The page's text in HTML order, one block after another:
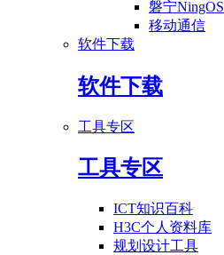
磐宁NingOS
移动通信
软件下载
软件下载
工具专区
工具专区
ICT知识百科
H3C个人资料库
规划设计工具